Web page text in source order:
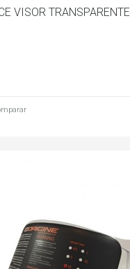
VISOR TRANSPARENTE